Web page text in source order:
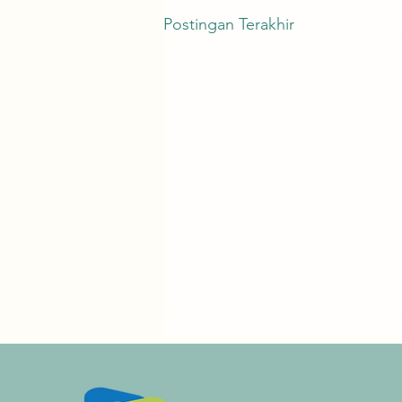
Postingan Terakhir